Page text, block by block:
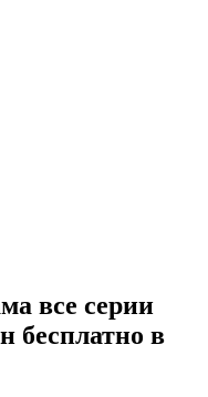
все серии
бесплатно в